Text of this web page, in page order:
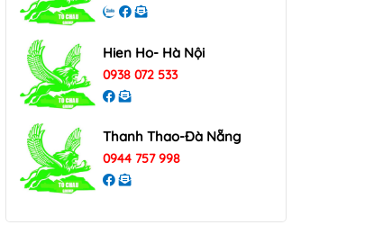
Hien Ho- Hà Nội
0938 072 533
Thanh Thao-Đà Nẵng
0944 757 998